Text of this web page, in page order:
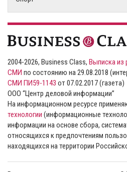
2004-2026, Business Class, Выписка из
СМИ по состоянию на 29.08.2018
СМИ ПИ59-1143 от 07.02.2017 (газета)
ООО “Центр деловой информации”
На информационном ресурсе
технологии (информационные
информации на основе сбора,
относящихся к предпочтениям
находящихся на территории